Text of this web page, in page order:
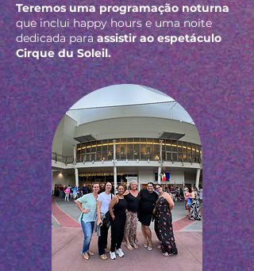
Teremos uma programação noturna
que inclui happy hours e uma noite
dedicada paraassistir ao espetáculo
Cirque du Soleil.